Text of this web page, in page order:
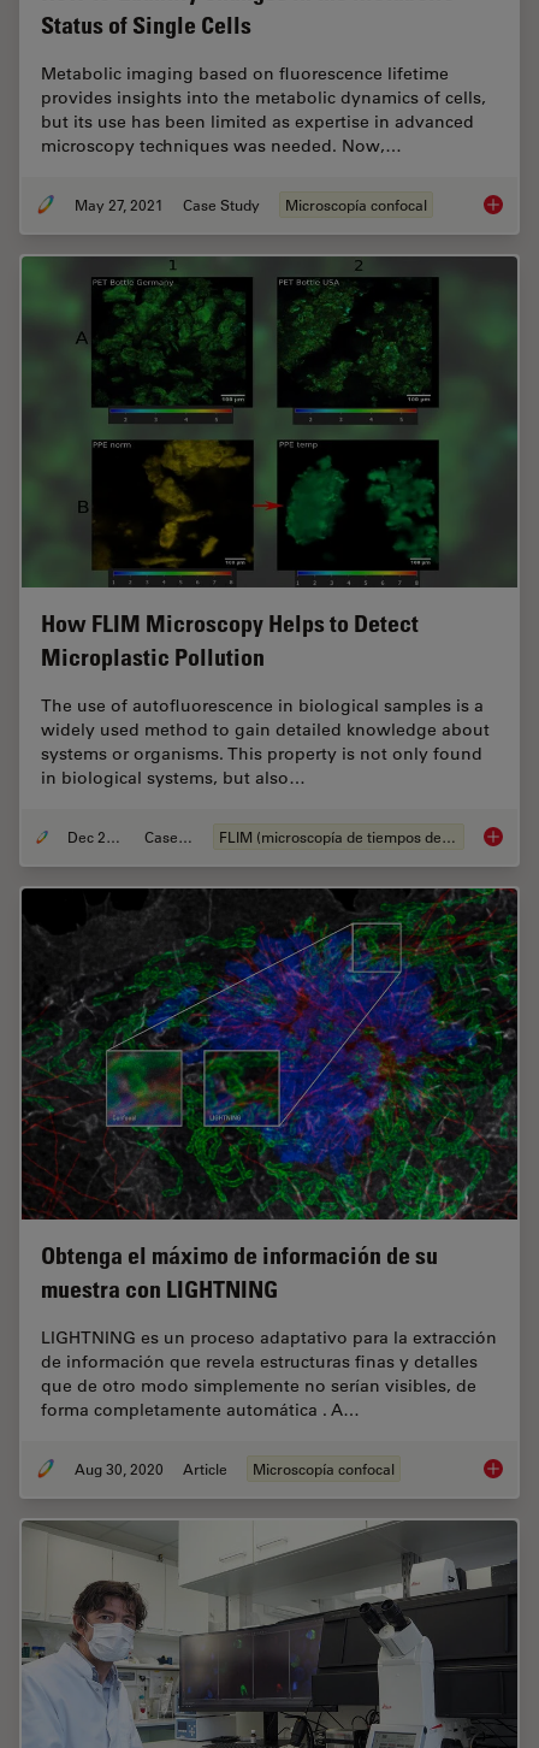
Status of Single Cells
Metabolic imaging based on fluorescence lifetime
provides insights into the metabolic dynamics of cells,
but its use has been limited as expertise in advanced
microscopy techniques was needed. Now,…
May 27, 2021 Case Study Microscopía confocal How to
How FLIM Microscopy Helps to Detect
Microplastic Pollution
The use of autofluorescence in biological samples is a
widely used method to gain detailed knowledge about
systems or organisms. This property is not only found
in biological systems, but also…
Dec 28, 2020 Case Study FLIM (microscopía de tiempos de vida de fluorescencia) How
Obtenga el máximo de información de su
muestra con LIGHTNING
LIGHTNING es un proceso adaptativo para la extracción
de información que revela estructuras finas y detalles
que de otro modo simplemente no serían visibles, de
forma completamente automática . A…
Aug 30, 2020 Article Microscopía confocal